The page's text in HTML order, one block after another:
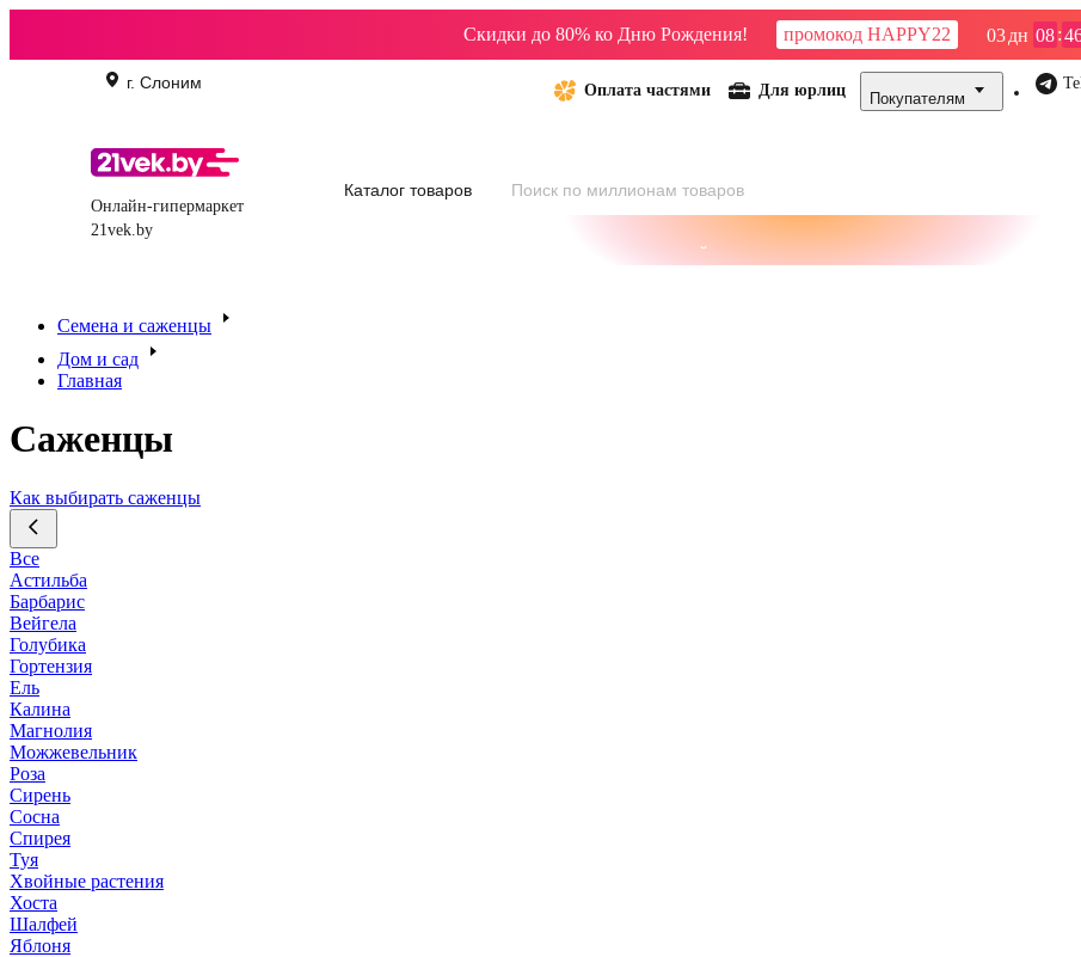
Скидки до 80% ко Дню Рождения! промокод HAPPY22 03 дн 08 :
г. Слоним Оплата частями Для юрлиц Покупателям
Онлайн-гипермаркет
21vek.by
Каталог товаров
Все акции
Семена и саженцы
Дом и сад
Главная
Саженцы
Как выбирать саженцы
Все
Астильба
Барбарис
Вейгела
Голубика
Гортензия
Ель
Калина
Магнолия
Можжевельник
Роза
Сирень
Сосна
Спирея
Туя
Хвойные растения
Хоста
Шалфей
Яблоня